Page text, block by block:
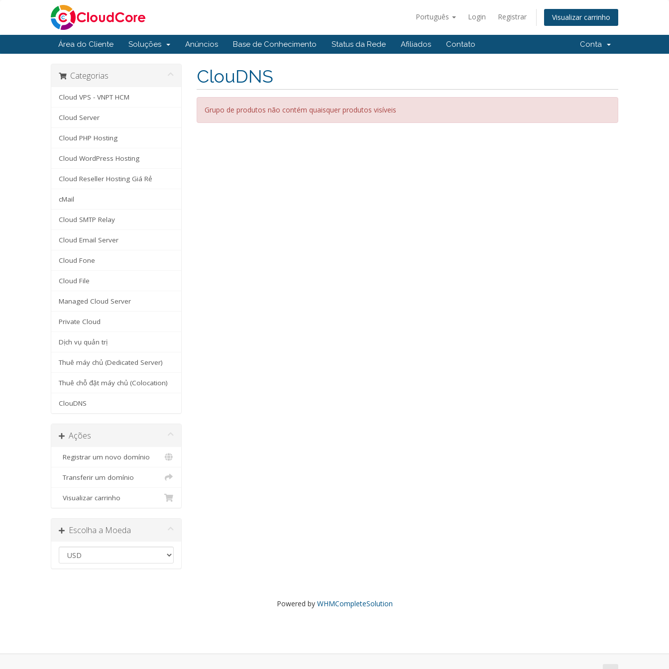
Português Login Registrar Visualizar carrinho
Área do Cliente Soluções Anúncios Base de Conhecimento Status da Rede Afiliados Contato Conta
Categorias
Cloud VPS - VNPT HCM
Cloud Server
Cloud PHP Hosting
Cloud WordPress Hosting
Cloud Reseller Hosting Giá Rẻ
cMail
Cloud SMTP Relay
Cloud Email Server
Cloud Fone
Cloud File
Managed Cloud Server
Private Cloud
Dịch vụ quản trị
Thuê máy chủ (Dedicated Server)
Thuê chỗ đặt máy chủ (Colocation)
ClouDNS
Ações
Registrar um novo domínio
Transferir um domínio
Visualizar carrinho
Escolha a Moeda
ClouDNS
Grupo de produtos não contém quaisquer produtos visíveis
Powered by WHMCompleteSolution